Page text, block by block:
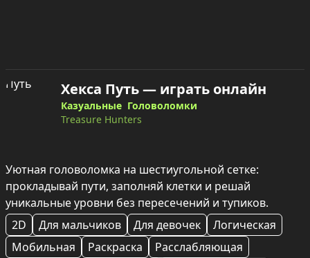
Хекса Путь — играть онлайн
Казуальные Головоломки
Treasure Hunters
Уютная головоломка на шестиугольной сетке:
прокладывай пути, заполняй клетки и решай
уникальные уровни без пересечений и тупиков.
2D
Для мальчиков Для девочек
Логическая
Мобильная
Раскраска
Расслабляющая